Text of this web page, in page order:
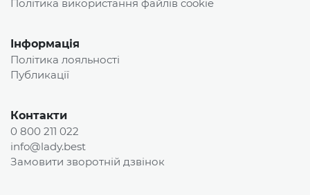
Політика використання файлів cookie
Інформація
Політика лояльності
Публикації
Контакти
0 800 211 022
info@lady.best
Замовити зворотній дзвінок